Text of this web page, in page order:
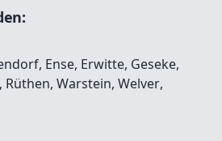
, Ense, Erwitte, Geseke,
, Rüthen, Warstein, Welver,